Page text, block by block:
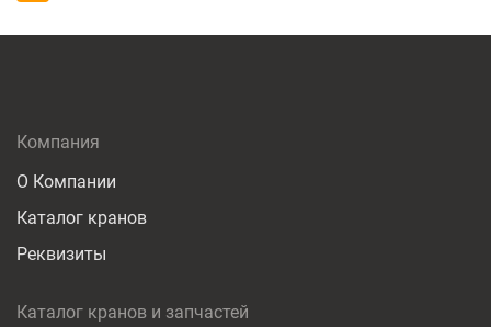
Компания
О Компании
Каталог кранов
Реквизиты
Каталог кранов и запчастей